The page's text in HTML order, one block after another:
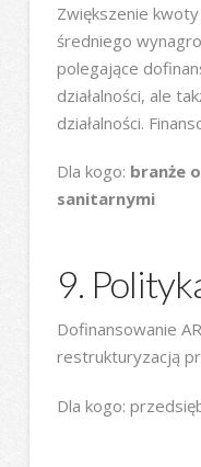
Zwiększenie
średniego
polegające
działalności, ale
działalności.
Dla kogo: branże
sanitarnymi
9.
Dofinansowanie
restrukturyzacją
Dla kogo: